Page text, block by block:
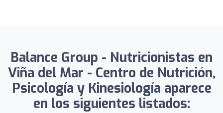
Balance Group - Nutricionistas en
Viña del Mar - Centro de Nutrición,
Psicología y Kinesiología aparece
en los siguientes listados: